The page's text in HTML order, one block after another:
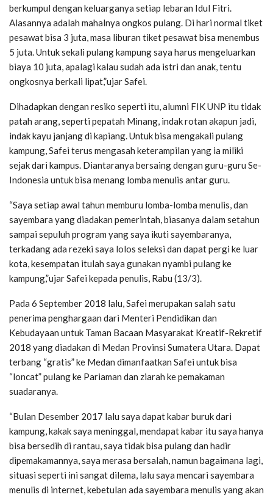
berkumpul dengan keluarganya setiap lebaran Idul Fitri.
Alasannya adalah mahalnya ongkos pulang. Di hari normal tiket
pesawat bisa 3 juta, masa liburan tiket pesawat bisa menembus
5 juta. Untuk sekali pulang kampung saya harus mengeluarkan
biaya 10 juta, apalagi kalau sudah ada istri dan anak, tentu
ongkosnya berkali lipat,”ujar Safei.
Dihadapkan dengan resiko seperti itu, alumni FIK UNP itu tidak
patah arang, seperti pepatah Minang, indak rotan akapun jadi,
indak kayu janjang di kapiang. Untuk bisa mengakali pulang
kampung, Safei terus mengasah keterampilan yang ia miliki
sejak dari kampus. Diantaranya bersaing dengan guru-guru Se-
Indonesia untuk bisa menang lomba menulis antar guru.
“Saya setiap awal tahun memburu lomba-lomba menulis, dan
sayembara yang diadakan pemerintah, biasanya dalam setahun
sampai sepuluh program yang saya ikuti sayembaranya,
terkadang ada rezeki saya lolos seleksi dan dapat pergi ke luar
kota, kesempatan itulah saya gunakan nyambi pulang ke
kampung,”ujar Safei kepada penulis, Rabu (13/3).
Pada 6 September 2018 lalu, Safei merupakan salah satu
penerima penghargaan dari Menteri Pendidikan dan
Kebudayaan untuk Taman Bacaan Masyarakat Kreatif-Rekretif
2018 yang diadakan di Medan Provinsi Sumatera Utara. Dapat
terbang “gratis” ke Medan dimanfaatkan Safei untuk bisa
“loncat” pulang ke Pariaman dan ziarah ke pemakaman
suadaranya.
“Bulan Desember 2017 lalu saya dapat kabar buruk dari
kampung, kakak saya meninggal, mendapat kabar itu saya hanya
bisa bersedih di rantau, saya tidak bisa pulang dan hadir
dipemakamannya, saya merasa bersalah, namun bagaimana lagi,
situasi seperti ini sangat dilema, lalu saya mencari sayembara
menulis di internet, kebetulan ada sayembara menulis yang akan